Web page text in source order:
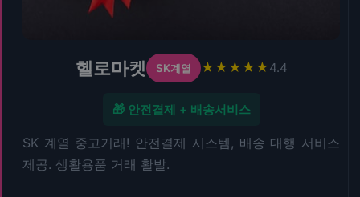
헬로마켓 SK계열 ★★★★★4.4
🎁 안전결제 + 배송서비스
SK 계열 중고거래! 안전결제 시스템, 배송 대행 서비스
제공. 생활용품 거래 활발.